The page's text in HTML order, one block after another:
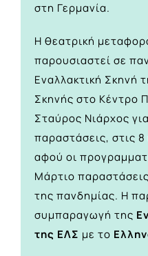
στη Γερμανία.
Η θεατρική
παρουσιαστεί σε
Εναλλακτική Σκηνή
Σκηνής στο Κέντρο
Σταύρος Νιάρχος
παραστάσεις, στις
αφού οι
Μάρτιο
της πανδημίας. Η
συμπαραγωγή της
της ΕΛΣ με το